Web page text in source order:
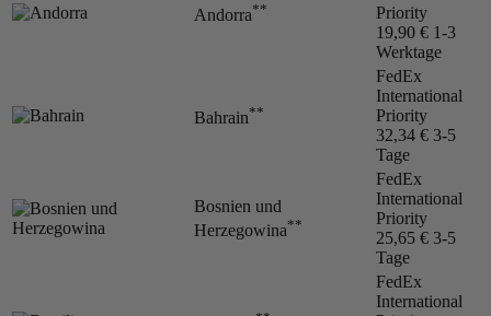
Andorra**
Priority
19,90 € 1-3
Werktage
Bahrain**
FedEx
International
Priority
32,34 € 3-5
Tage
Bosnien und
Herzegowina**
FedEx
International
Priority
25,65 € 3-5
Tage
FedEx
International